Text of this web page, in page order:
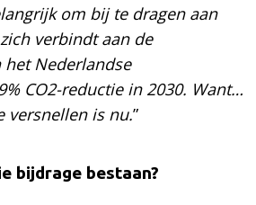
om bij te dragen aan
verbindt aan de
Nederlandse
CO2-reductie in 2030. Want…
versnellen is nu.”
bijdrage bestaan?